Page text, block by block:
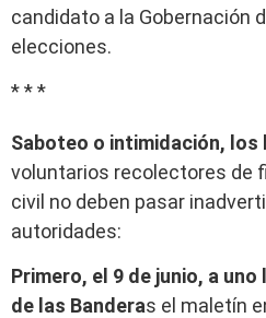
candidato a la Gobernación
elecciones.
* * *
Saboteo o intimidación,
voluntarios recolectores de
civil no deben pasar
autoridades:
Primero, el 9 de junio, a
de las Banderas el maletín